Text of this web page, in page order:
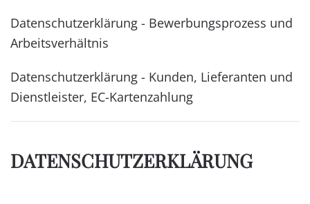
Datenschutzerklärung - Bewerbungsprozess und
Arbeitsverhältnis
Datenschutzerklärung - Kunden, Lieferanten und
Dienstleister, EC-Kartenzahlung
DATENSCHUTZ­ERKLÄRUNG